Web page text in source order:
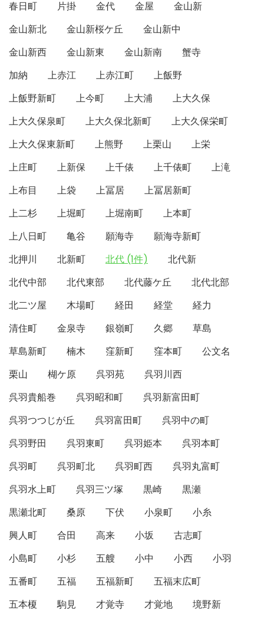
春日町 片掛 金代 金屋
金山新
金山新北
金山新桜ケ丘
金山新中
金山新西
金山新東 金山新南
蟹寺
加納
上赤江 上赤江町
上飯野
上飯野新町
上今町 上大浦
上大久保
上大久保泉町
上大久保北新町
上大久保栄町
上大久保東新町
上熊野 上栗山
上栄
上庄町
上新保 上千俵 上千俵町
上滝
上布目
上袋 上冨居
上冨居新町
上二杉
上堀町 上堀南町
上本町
上八日町
亀谷 願海寺
願海寺新町
北押川
北新町 北代 (1件)
北代新
北代中部
北代東部 北代藤ケ丘
北代北部
北二ツ屋
木場町 経田 経堂
経力
清住町
金泉寺 銀嶺町 久郷
草島
草島新町
楠木 窪新町 窪本町
公文名
栗山
楜ケ原 呉羽苑
呉羽川西
呉羽貴船巻
呉羽昭和町
呉羽新富田町
呉羽つつじが丘
呉羽富田町
呉羽中の町
呉羽野田
呉羽東町 呉羽姫本
呉羽本町
呉羽町
呉羽町北 呉羽町西
呉羽丸富町
呉羽水上町
呉羽三ツ塚 黒崎
黒瀬
黒瀬北町
桑原 下伏 小泉町
小糸
興人町
合田 高来 小坂
古志町
小島町
小杉 五艘 小中 小西
小羽
五番町
五福 五福新町
五福末広町
五本榎
駒見 才覚寺 才覚地
境野新